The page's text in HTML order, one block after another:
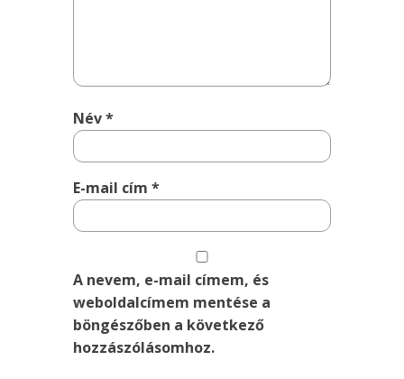
Név*
E-mail cím*
A nevem, e-mail címem, és
weboldalcímem mentése a
böngészőben a következő
hozzászólásomhoz.